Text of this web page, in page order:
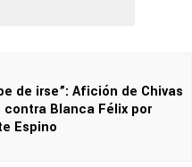
de irse”: Afición de Chivas
contra Blanca Félix por
Espino